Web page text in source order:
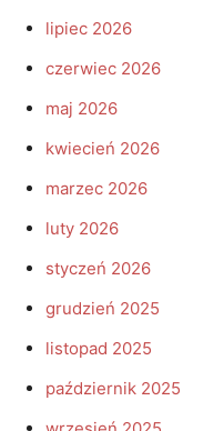
lipiec 2026
czerwiec 2026
maj 2026
kwiecień 2026
marzec 2026
luty 2026
styczeń 2026
grudzień 2025
listopad 2025
październik 2025